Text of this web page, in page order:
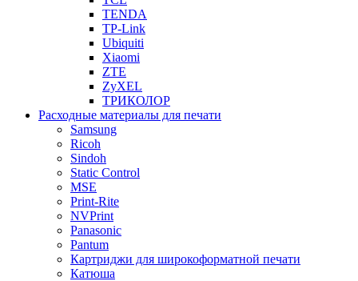
TENDA
TP-Link
Ubiquiti
Xiaomi
ZTE
ZyXEL
ТРИКОЛОР
Расходные материалы для печати
Samsung
Ricoh
Sindoh
Static Control
MSE
Print-Rite
NVPrint
Panasonic
Pantum
Картриджи для широкоформатной печати
Катюша